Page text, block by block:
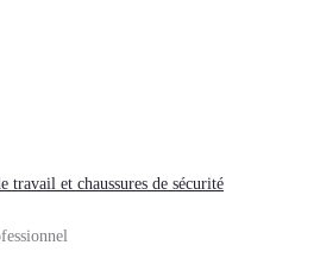
travail et chaussures de sécurité